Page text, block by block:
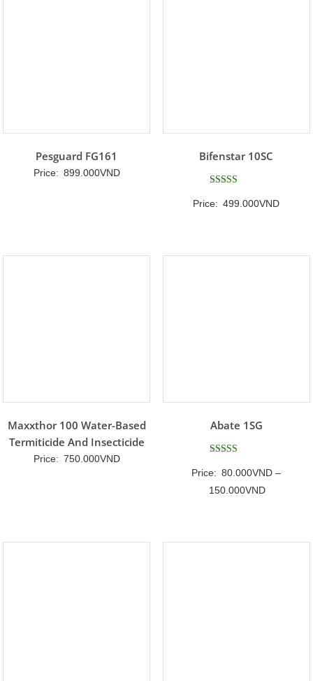
Pesguard FG161
Price: 899.000VND
Bifenstar 10SC
hạng
Price: 499.000VND
Maxxthor 100 Water-Based
Termiticide And Insecticide
Price: 750.000VND
Abate 1SG
hạng
5 sao
Price: 80.000VND –
150.000VNDKhoảng